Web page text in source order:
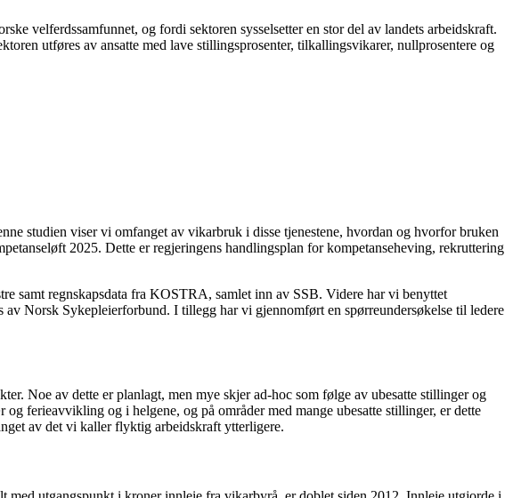
velferdssamfunnet, og fordi sektoren sysselsetter en stor del av landets arbeidskraft.
utføres av ansatte med lave stillingsprosenter, tilkallingsvikarer, nullprosentere og
studien viser vi omfanget av vikarbruk i disse tjenestene, hvordan og hvorfor bruken
2025. Dette er regjeringens handlingsplan for kompetanseheving, rekruttering
samt regnskapsdata fra KOSTRA, samlet inn av SSB. Videre har vi benyttet
Norsk Sykepleierforbund. I tillegg har vi gjennomført en spørreundersøkelse til ledere
Noe av dette er planlagt, men mye skjer ad-hoc som følge av ubesatte stillinger og
ferieavvikling og i helgene, og på områder med mange ubesatte stillinger, er dette
av det vi kaller flyktig arbeidskraft ytterligere.